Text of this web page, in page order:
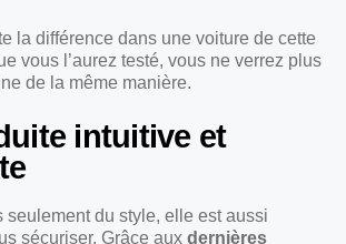
la différence dans une voiture de cette
vous l’aurez testé, vous ne verrez plus
de la même manière.
intuitive et
seulement du style, elle est aussi
sécuriser. Grâce aux dernières